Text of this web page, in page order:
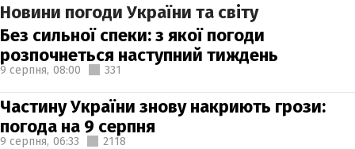
Новини погоди України та світу
Без сильної спеки: з якої погоди
розпочнеться наступний тиждень
9 серпня, 08:00 331
Частину України знову накриють грози:
погода на 9 серпня
9 серпня, 06:33 2118